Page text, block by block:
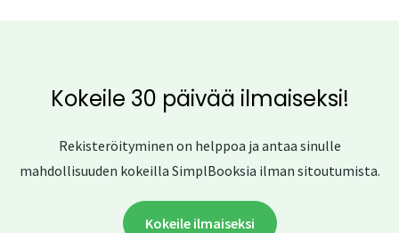
Kokeile 30 päivää ilmaiseksi!
Rekisteröityminen on helppoa ja antaa sinulle
mahdollisuuden kokeilla SimplBooksia ilman sitoutumista.
Kokeile ilmaiseksi